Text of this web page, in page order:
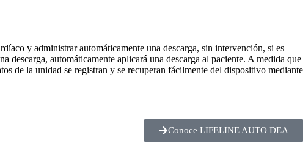
y administrar automáticamente una descarga, sin intervención, si es
automáticamente aplicará una descarga al paciente. A medida que
de la unidad se registran y se recuperan fácilmente del dispositivo mediante
Conoce LIFELINE AUTO DEA